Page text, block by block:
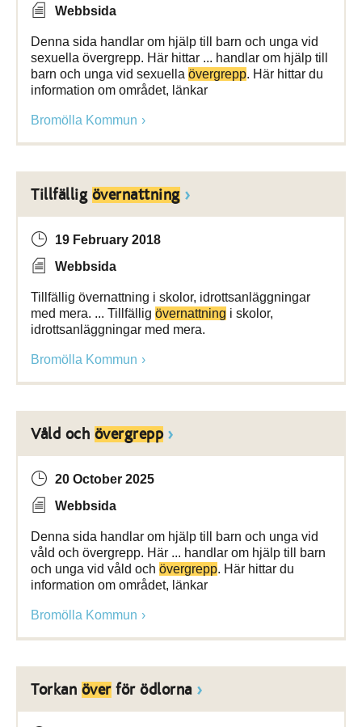
Webbsida
Denna sida handlar om hjälp till barn och unga vid
sexuella övergrepp. Här hittar ... handlar om hjälp till
barn och unga vid sexuella övergrepp. Här hittar du
information om området, länkar
Bromölla Kommun
Tillfällig övernattning
19 February 2018
Webbsida
Tillfällig övernattning i skolor, idrottsanläggningar
med mera. ... Tillfällig övernattning i skolor,
idrottsanläggningar med mera.
Bromölla Kommun
Våld och övergrepp
20 October 2025
Webbsida
Denna sida handlar om hjälp till barn och unga vid
våld och övergrepp. Här ... handlar om hjälp till barn
och unga vid våld och övergrepp. Här hittar du
information om området, länkar
Bromölla Kommun
Torkan överför ödlorna